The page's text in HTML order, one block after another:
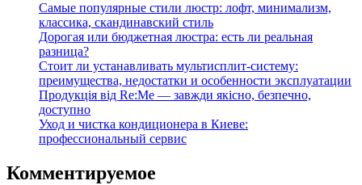
Самые популярные стили люстр: лофт, минимализм,
классика, скандинавский стиль
Дорогая или бюджетная люстра: есть ли реальная
разница?
Стоит ли устанавливать мультисплит-систему:
преимущества, недостатки и особенности эксплуатации
Продукція від Re:Me — завжди якісно, безпечно,
доступно
Уход и чистка кондиционера в Киеве:
профессиональный сервис
Комментируемое